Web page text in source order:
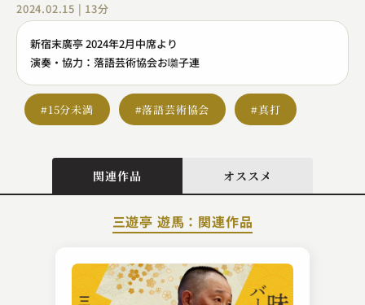
2024.02.15 | 13分
新宿末廣亭 2024年2月中席より
演奏・協力：落語芸術協会お囃子連
#15分未満 #落語芸術協会 #真打
関連作品 オススメ
三遊亭 遊馬：関連作品